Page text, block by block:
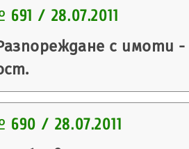
691 / 28.07.2011
с имоти
690 / 28.07.2011